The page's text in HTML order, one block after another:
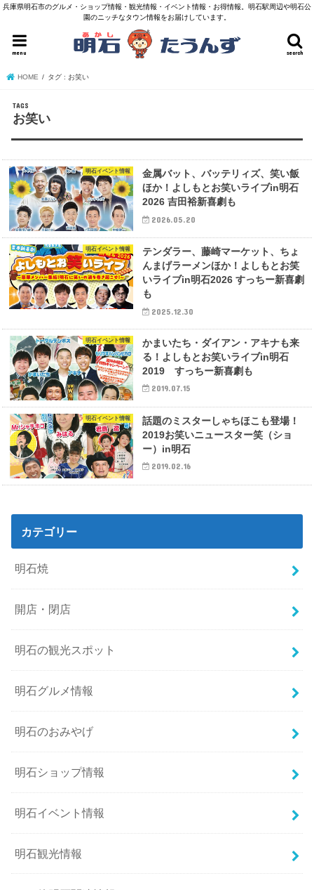
兵庫県明石市のグルメ・ショップ情報・観光情報・イベント情報・お得情報。明石駅周辺や明石公
園のニッチなタウン情報をお届けしています。
search
menu
HOME タグ : お笑い
お笑い
明石イベント情報
金属バット、バッテリィズ、笑い飯
ほか！よしもとお笑いライブin明石
2026 吉田裕新喜劇も
2026.05.20
明石イベント情報
テンダラー、藤崎マーケット、ちょ
んまげラーメンほか！よしもとお笑
いライブin明石2026 すっちー新喜劇
も
2025.12.30
明石イベント情報
かまいたち・ダイアン・アキナも来
る！よしもとお笑いライブin明石
2019 すっちー新喜劇も
2019.07.15
明石イベント情報
話題のミスターしゃちほこも登場！
2019お笑いニュースター笑（ショ
ー）in明石
2019.02.16
カテゴリー
明石焼
開店・閉店
明石の観光スポット
明石グルメ情報
明石のおみやげ
明石ショップ情報
明石イベント情報
明石観光情報